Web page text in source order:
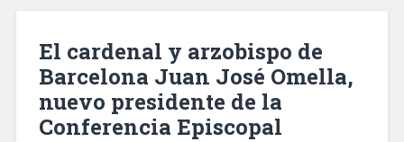
El cardenal y arzobispo de
Barcelona Juan José Omella,
nuevo presidente de la
Conferencia Episcopal